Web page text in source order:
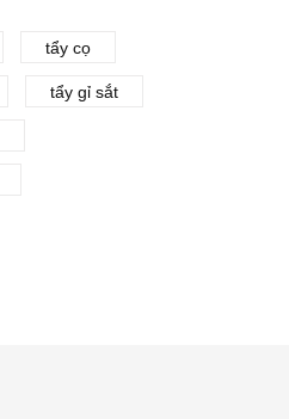
tẩy cọ
tẩy gỉ sắt